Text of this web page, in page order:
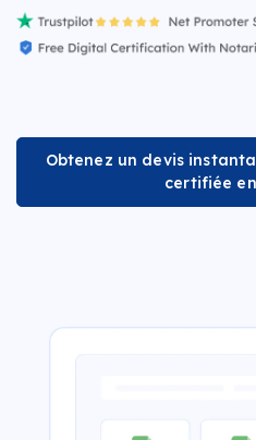
Obtenez un devis
certifiée